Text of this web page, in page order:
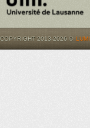
COPYRIGHT 2013-2026 ©